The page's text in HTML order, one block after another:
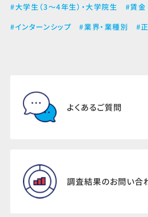
#大学生（3～4年生）・大学院生
#賃金
#インターンシップ
#業界・業種別 #
よくあるご質問
調査結果のお問い合